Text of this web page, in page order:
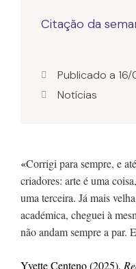
Citação da
Publicado a
Notícias
«Corrigi para sempre, e
criadores: arte é uma
uma terceira. Já mais
académica, cheguei à
não andam sempre a par.
Yvette Centeno (2025).